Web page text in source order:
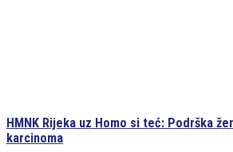
HMNK Rijeka uz Homo si teć: Podrška
karcinoma